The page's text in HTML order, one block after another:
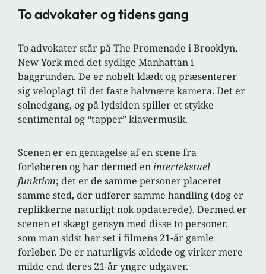
To advokater og tidens gang
To advokater står på The Promenade i Brooklyn,
New York med det sydlige Manhattan i
baggrunden. De er nobelt klædt og præsenterer
sig veloplagt til det faste halvnære kamera. Det er
solnedgang, og på lydsiden spiller et stykke
sentimental og “tapper” klavermusik.
Scenen er en gentagelse af en scene fra
forløberen og har dermed en intertekstuel
funktion; det er de samme personer placeret
samme sted, der udfører samme handling (dog er
replikkerne naturligt nok opdaterede). Dermed er
scenen et skægt gensyn med disse to personer,
som man sidst har set i filmens 21-år gamle
forløber. De er naturligvis ældede og virker mere
milde end deres 21-år yngre udgaver.